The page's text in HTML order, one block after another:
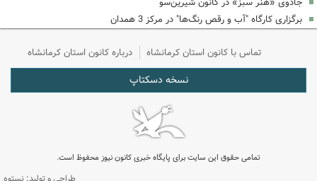
جادوی «هنر سبز» در کانون شیرین‌سو
برگزاری کارگاه "آب و رقص رنگ‌ها" در مرکز 3 همدان
تماس با کانون استان کرمانشاه درباره کانون استان کرمانشاه
نسخه دسکتاپ
تمامی حقوق این سایت برای پایگاه خبری کانون نیوز محفوظ است.